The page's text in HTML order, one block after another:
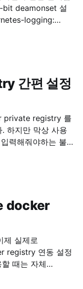
fluent-bit-
service-
간편 설정
private registry 를
력해줘야하는 불
docker
제 실제로
registry 연동 설정